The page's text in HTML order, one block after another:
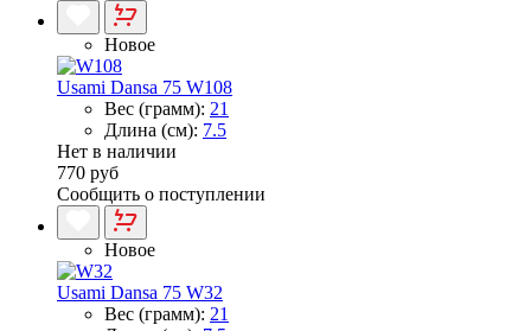
Новое
Usami Dansa 75 W108
Вес (грамм): 21
Длина (см): 7.5
Нет в наличии
770 руб
Сообщить о поступлении
Новое
Usami Dansa 75 W32
Вес (грамм): 21